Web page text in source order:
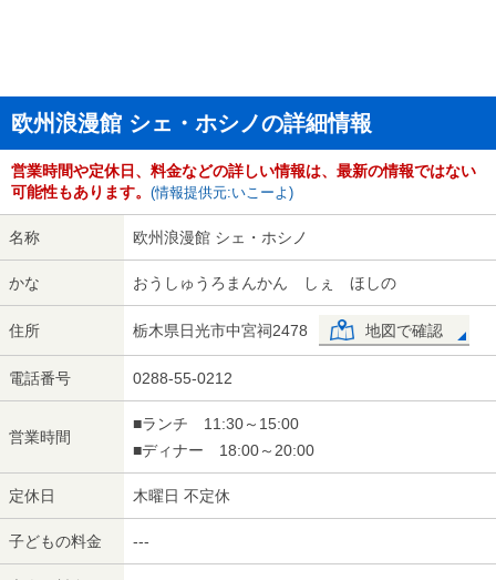
欧州浪漫館 シェ・ホシノの詳細情報
営業時間や定休日、料金などの詳しい情報は、最新の情報ではない
可能性もあります。 (情報提供元:いこーよ)
名称 欧州浪漫館 シェ・ホシノ
かな おうしゅうろまんかん しぇ ほしの
住所 栃木県日光市中宮祠2478 地図で確認
電話番号 0288-55-0212
営業時間
■ランチ 11:30～15:00
■ディナー 18:00～20:00
定休日 木曜日 不定休
子どもの料金 ---